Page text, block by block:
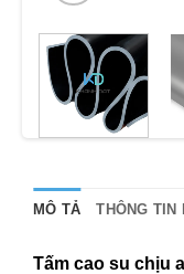
MÔ TẢ THÔNG TIN
Tấm cao su chịu